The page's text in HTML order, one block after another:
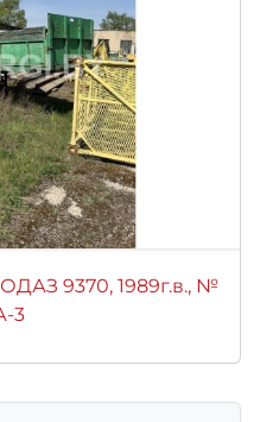
9370, 1989г.в., №
3